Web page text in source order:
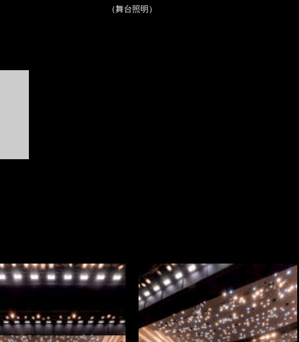
（舞台照明）